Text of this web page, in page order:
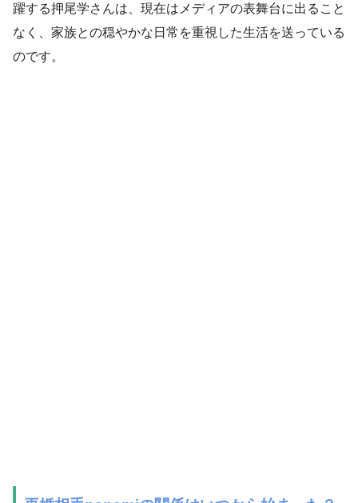
躍する押尾学さんは、現在はメディアの表舞台に出ること
なく、家族との穏やかな日常を重視した生活を送っている
のです。